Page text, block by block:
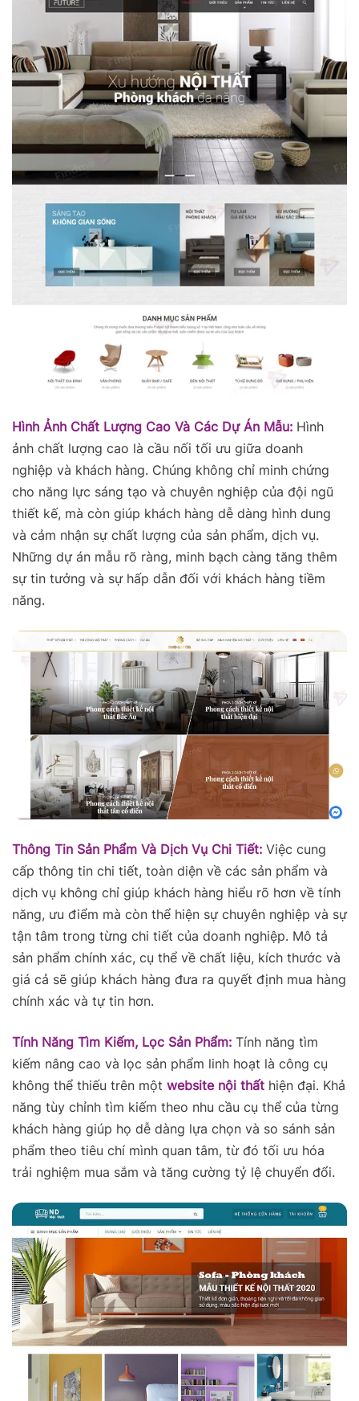
Hình Ảnh Chất Lượng Cao Và Các Dự Án Mẫu: Hình
ảnh chất lượng cao là cầu nối tối ưu giữa doanh
nghiệp và khách hàng. Chúng không chỉ minh chứng
cho năng lực sáng tạo và chuyên nghiệp của đội ngũ
thiết kế, mà còn giúp khách hàng dễ dàng hình dung
và cảm nhận sự chất lượng của sản phẩm, dịch vụ.
Những dự án mẫu rõ ràng, minh bạch càng tăng thêm
sự tin tưởng và sự hấp dẫn đối với khách hàng tiềm
năng.
Thông Tin Sản Phẩm Và Dịch Vụ Chi Tiết: Việc cung
cấp thông tin chi tiết, toàn diện về các sản phẩm và
dịch vụ không chỉ giúp khách hàng hiểu rõ hơn về tính
năng, ưu điểm mà còn thể hiện sự chuyên nghiệp và sự
tận tâm trong từng chi tiết của doanh nghiệp. Mô tả
sản phẩm chính xác, cụ thể về chất liệu, kích thước và
giá cả sẽ giúp khách hàng đưa ra quyết định mua hàng
chính xác và tự tin hơn.
Tính Năng Tìm Kiếm, Lọc Sản Phẩm: Tính năng tìm
kiếm nâng cao và lọc sản phẩm linh hoạt là công cụ
không thể thiếu trên một website nội thất hiện đại. Khả
năng tùy chỉnh tìm kiếm theo nhu cầu cụ thể của từng
khách hàng giúp họ dễ dàng lựa chọn và so sánh sản
phẩm theo tiêu chí mình quan tâm, từ đó tối ưu hóa
trải nghiệm mua sắm và tăng cường tỷ lệ chuyển đổi.